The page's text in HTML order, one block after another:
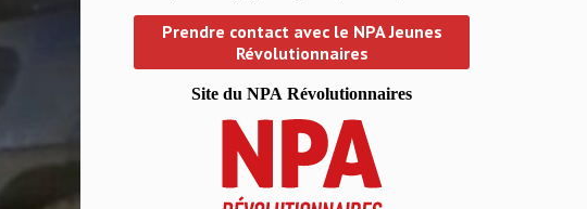
Prendre contact avec le NPA Jeunes
Révolutionnaires
Site du NPA Révolutionnaires